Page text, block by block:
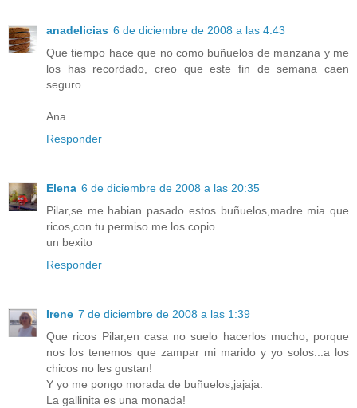
anadelicias 6 de diciembre de 2008 a las 4:43
Que tiempo hace que no como buñuelos de manzana y me
los has recordado, creo que este fin de semana caen
seguro...
Ana
Responder
Elena 6 de diciembre de 2008 a las 20:35
Pilar,se me habian pasado estos buñuelos,madre mia que
ricos,con tu permiso me los copio.
un bexito
Responder
Irene 7 de diciembre de 2008 a las 1:39
Que ricos Pilar,en casa no suelo hacerlos mucho, porque
nos los tenemos que zampar mi marido y yo solos...a los
chicos no les gustan!
Y yo me pongo morada de buñuelos,jajaja.
La gallinita es una monada!